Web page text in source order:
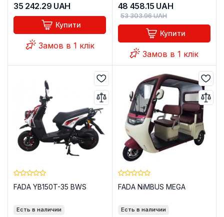
35 242.29 UAH
Купити
Замов в 1 клік
48 458.15 UAH
53 303.96UAH
Купити
Замов в 1 клік
FADA YB150T-35 BWS
Есть в наличии
FADA NiMBUS MEGA
Есть в наличии